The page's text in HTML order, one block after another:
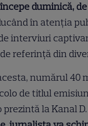
începe duminică,
în atenția
interviuri
referință din
numărul 40
de titlul
prezintă la Kanal